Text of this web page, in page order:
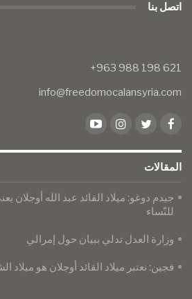
اتصل بنا
info@freedomocalansyria.com
المقالات
جيدم دوغو: ميلاد القائد عبد الله أوجلان
للنّساء
وزارة العدل تدلي ببيان حول إمرالي
فجين: نعتبر ميلاد القائد أوجلان هو